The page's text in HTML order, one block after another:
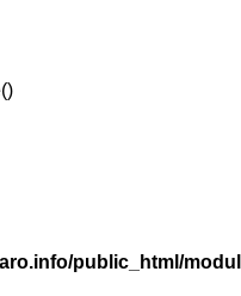
public_html/